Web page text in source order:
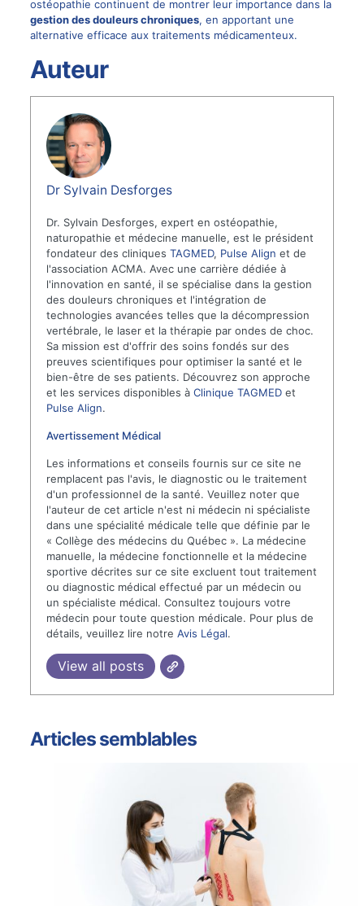
ostéopathie continuent de montrer leur importance dans la
gestion des douleurs chroniques, en apportant une
alternative efficace aux traitements médicamenteux.
Auteur
Dr Sylvain Desforges
Dr. Sylvain Desforges, expert en ostéopathie,
naturopathie et médecine manuelle, est le président
fondateur des cliniquesTAGMED, Pulse Align et de
l'association ACMA. Avec une carrière dédiée à
l'innovation en santé, il se spécialise dans la gestion
des douleurs chroniques et l'intégration de
technologies avancées telles que la décompression
vertébrale, le laser et la thérapie par ondes de choc.
Sa mission est d'offrir des soins fondés sur des
preuves scientifiques pour optimiser la santé et le
bien-être de ses patients. Découvrez son approche
et les services disponibles àClinique TAGMED et
Pulse Align.
Avertissement Médical
Les informations et conseils fournis sur ce site ne
remplacent pas l'avis, le diagnostic ou le traitement
d'un professionnel de la santé. Veuillez noter que
l'auteur de cet article n'est ni médecin ni spécialiste
dans une spécialité médicale telle que définie par le
« Collège des médecins du Québec ». La médecine
manuelle, la médecine fonctionnelle et la médecine
sportive décrites sur ce site excluent tout traitement
ou diagnostic médical effectué par un médecin ou
un spécialiste médical. Consultez toujours votre
médecin pour toute question médicale. Pour plus de
détails, veuillez lire notreAvis Légal.
View all posts
Articles semblables